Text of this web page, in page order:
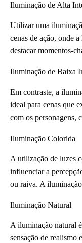
Iluminação de Alta
Utilizar uma
cenas de ação, onde
destacar momentos-
Iluminação de Baixa
Em contraste, a
ideal para cenas que
com os personagens,
Iluminação Colorida
A utilização de luzes
influenciar a
ou raiva. A
Iluminação Natural
A iluminação natural
sensação de realismo